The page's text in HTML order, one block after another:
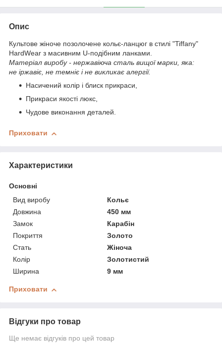
Опис
Культове жіноче позолочене кольє-ланцюг в стилі "Tiffany"
HardWear з масивним U-подібним ланками.
Матеріал виробу - нержавіюча сталь вищої марки, яка:
не іржавіє, не темніє і не викликає алергії.
Насичений колір і блиск прикраси,
Прикраси якості люкс,
Чудове виконання деталей.
Приховати
Характеристики
Основні
Вид виробу
Кольє
Довжина
450 мм
Замок
Карабін
Покриття
Золото
Стать
Жіноча
Колір
Золотистий
Ширина
9 мм
Приховати
Відгуки про товар
Ще немає відгуків про цей товар